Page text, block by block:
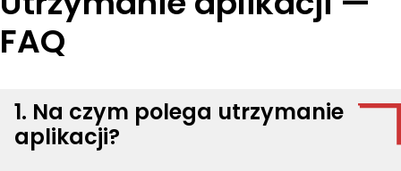
FAQ
1. Na czym polega utrzymanie
aplikacji?